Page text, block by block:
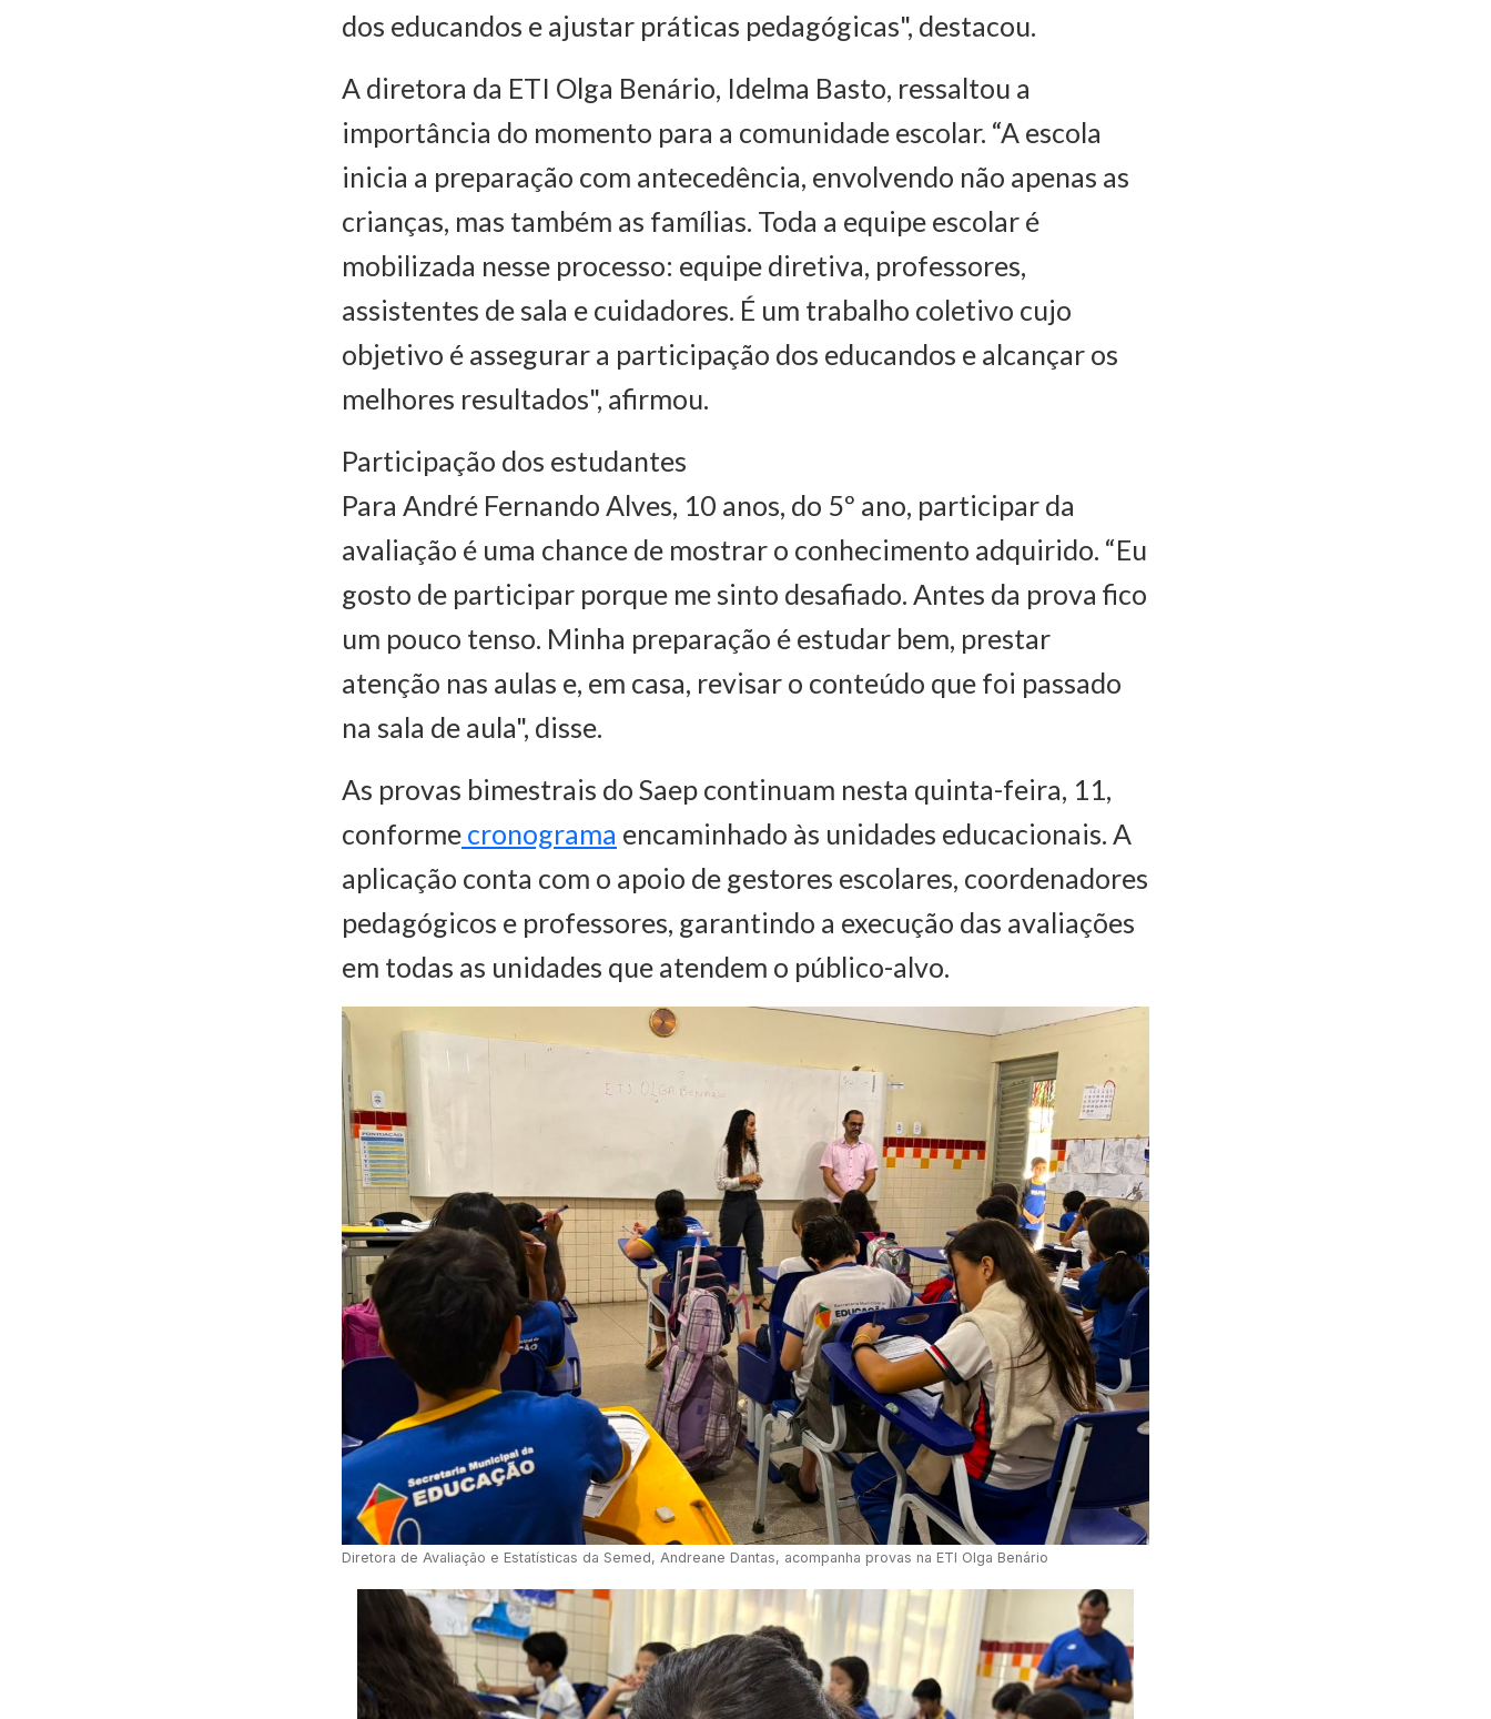
dos educandos e ajustar práticas pedagógicas", destacou.
A diretora da ETI Olga Benário, Idelma Basto, ressaltou a
importância do momento para a comunidade escolar. “A escola
inicia a preparação com antecedência, envolvendo não apenas as
crianças, mas também as famílias. Toda a equipe escolar é
mobilizada nesse processo: equipe diretiva, professores,
assistentes de sala e cuidadores. É um trabalho coletivo cujo
objetivo é assegurar a participação dos educandos e alcançar os
melhores resultados", afirmou.
Participação dos estudantes
Para André Fernando Alves, 10 anos, do 5º ano, participar da
avaliação é uma chance de mostrar o conhecimento adquirido. “Eu
gosto de participar porque me sinto desafiado. Antes da prova fico
um pouco tenso. Minha preparação é estudar bem, prestar
atenção nas aulas e, em casa, revisar o conteúdo que foi passado
na sala de aula", disse.
As provas bimestrais do Saep continuam nesta quinta-feira, 11,
conforme cronograma encaminhado às unidades educacionais. A
aplicação conta com o apoio de gestores escolares, coordenadores
pedagógicos e professores, garantindo a execução das avaliações
em todas as unidades que atendem o público-alvo.
Diretora de Avaliação e Estatísticas da Semed, Andreane Dantas, acompanha provas na ETI Olga Benário